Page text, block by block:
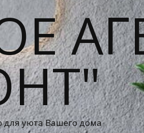
для уюта Вашего дома